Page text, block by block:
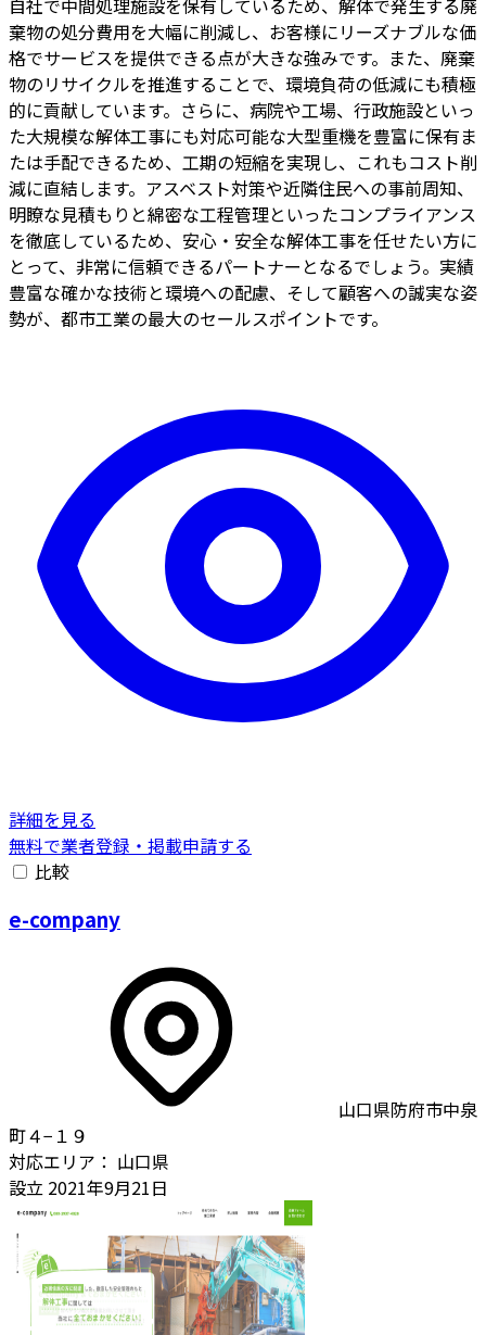
棄物の処分費用を大幅に削減し、お客様にリーズナブルな価
格でサービスを提供できる点が大きな強みです。また、廃棄
物のリサイクルを推進することで、環境負荷の低減にも積極
的に貢献しています。さらに、病院や工場、行政施設といっ
た大規模な解体工事にも対応可能な大型重機を豊富に保有ま
たは手配できるため、工期の短縮を実現し、これもコスト削
減に直結します。アスベスト対策や近隣住民への事前周知、
明瞭な見積もりと綿密な工程管理といったコンプライアンス
を徹底しているため、安心・安全な解体工事を任せたい方に
とって、非常に信頼できるパートナーとなるでしょう。実績
豊富な確かな技術と環境への配慮、そして顧客への誠実な姿
勢が、都市工業の最大のセールスポイントです。
詳細を見る
無料で業者登録・掲載申請する
比較
e-company
山口県防府市中泉
町４−１９
対応エリア： 山口県
設立 2021年9月21日